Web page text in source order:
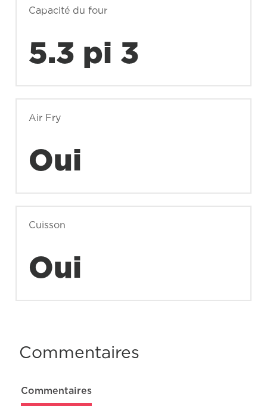
Capacité du four
5.3 pi 3
Air Fry
Oui
Cuisson
Oui
Commentaires
Commentaires